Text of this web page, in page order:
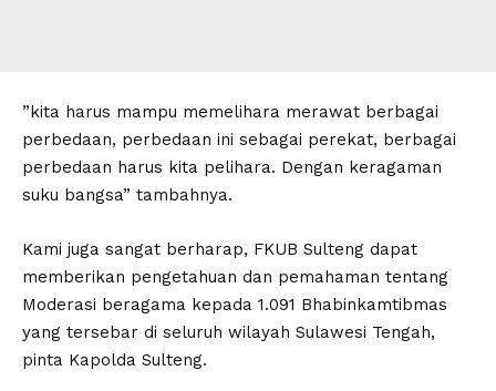
”kita harus mampu memelihara merawat berbagai
perbedaan, perbedaan ini sebagai perekat, berbagai
perbedaan harus kita pelihara. Dengan keragaman
suku bangsa” tambahnya.
Kami juga sangat berharap, FKUB Sulteng dapat
memberikan pengetahuan dan pemahaman tentang
Moderasi beragama kepada 1.091 Bhabinkamtibmas
yang tersebar di seluruh wilayah Sulawesi Tengah,
pinta Kapolda Sulteng.